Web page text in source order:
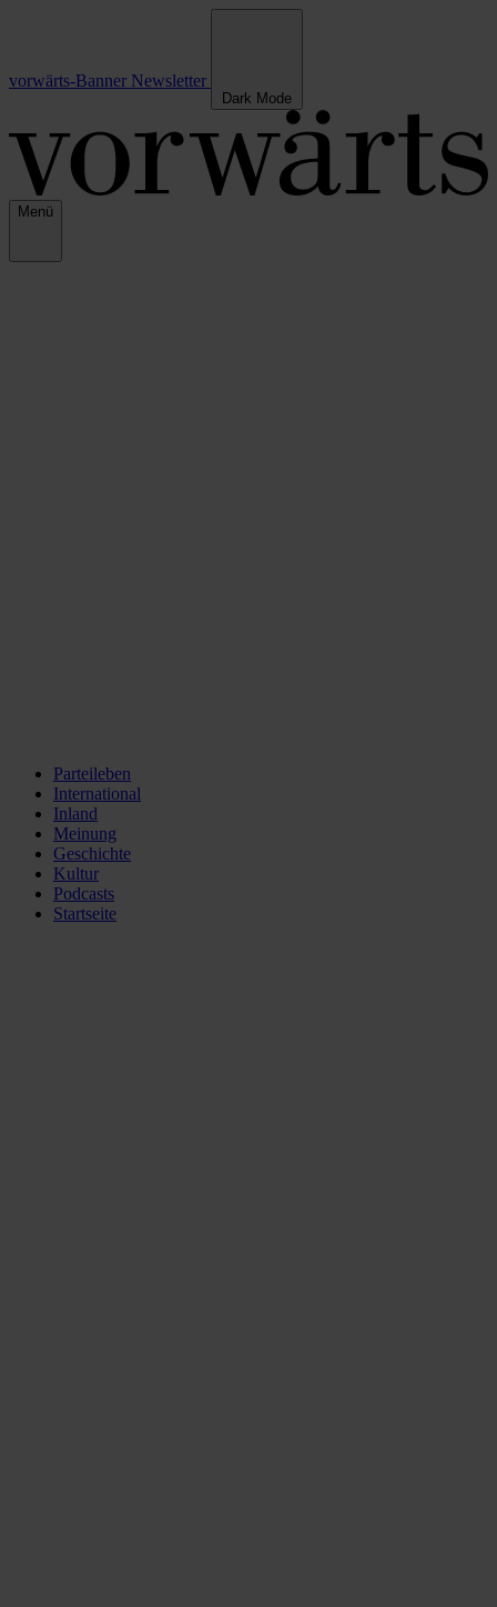
vorwärts-Banner Newsletter
Dark Mode
Menü
Parteileben
International
Inland
Meinung
Geschichte
Kultur
Podcasts
Startseite